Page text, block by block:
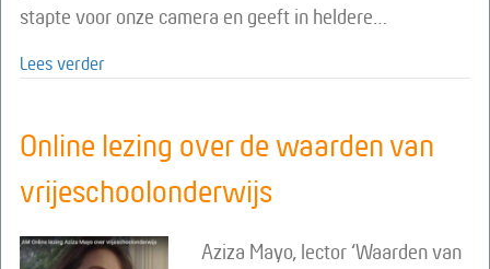
stapte voor onze camera en geeft in heldere…
Lees verder
Online lezing over de waarden van
vrijeschoolonderwijs
Aziza Mayo, lector ‘Waarden van